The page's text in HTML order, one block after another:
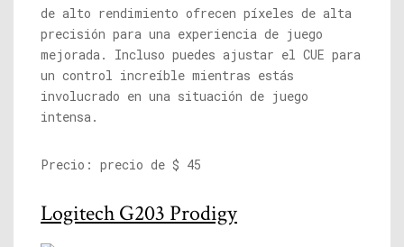
de alto rendimiento ofrecen píxeles de alta
precisión para una experiencia de juego
mejorada. Incluso puedes ajustar el CUE para
un control increíble mientras estás
involucrado en una situación de juego
intensa.
Precio: precio de $ 45
Logitech G203 Prodigy